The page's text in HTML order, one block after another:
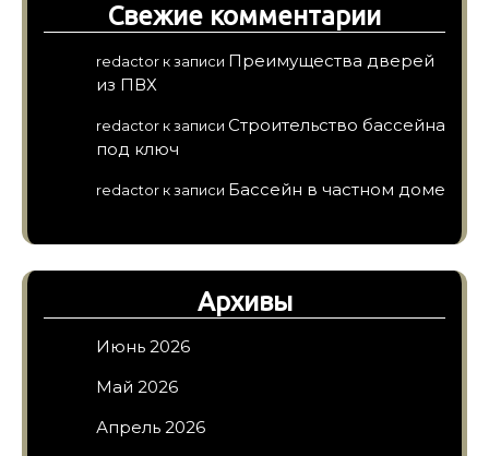
Свежие комментарии
redactor к записи Преимущества дверей
из ПВХ
redactor к записи Строительство бассейна
под ключ
redactor к записи Бассейн в частном доме
Архивы
Июнь 2026
Май 2026
Апрель 2026